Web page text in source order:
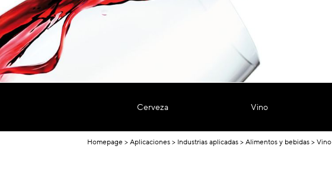
Cerveza Vino
Homepage Aplicaciones Industrias aplicadas Alimentos y bebidas Vino